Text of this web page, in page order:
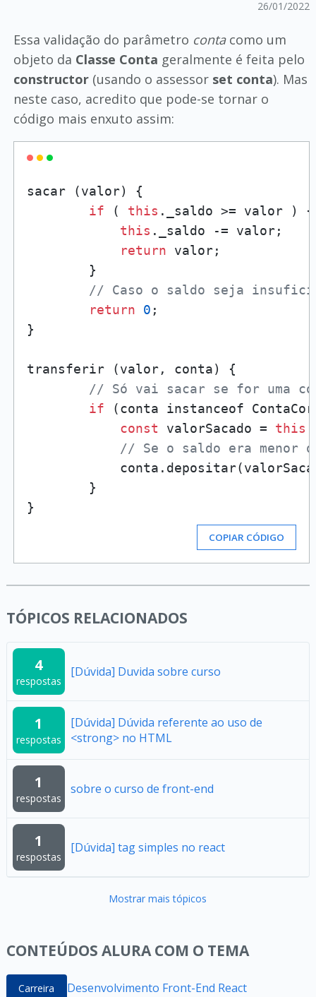
26/01/2022
Essa validação do parâmetro contacomo um
objeto da Classe Conta geralmente é feita pelo
constructor(usando o assessor set conta). Mas
neste caso, acredito que pode-se tornar o
código mais enxuto assim:
sacar (valor) {
if ( this ._saldo >= valor ) {
this ._saldo -= valor;
return valor;
        }
// Caso o saldo seja
return
0 ;
}
transferir (valor, conta) {
// Só vai sacar se for uma
if (conta instanceof
const valorSacado = this
// Se o saldo era menor
        }
COPIAR CÓDIGO
TÓPICOS RELACIONADOS
4
respostas
[Dúvida] Duvida sobre curso
1
respostas
[Dúvida] Dúvida referente ao uso de
<strong> no HTML
1
respostas
sobre o curso de front-end
1
respostas
[Dúvida] tag simples no react
Mostrar mais tópicos
CONTEÚDOS ALURA COM O TEMA
Carreira Desenvolvimento Front-End React